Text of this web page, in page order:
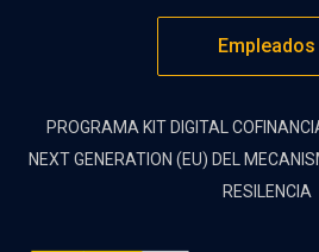
Empleados
PROGRAMA KIT DIGITAL
NEXT GENERATION (EU) DEL
RESILENCIA